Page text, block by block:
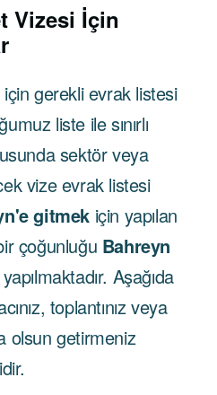
Vizesi İçin
için gerekli evrak listesi
liste ile sınırlı
sektör veya
vize evrak listesi
gitmek için yapılan
çoğunluğu Bahreyn
Aşağıda
toplantınız veya
olsun getirmeniz